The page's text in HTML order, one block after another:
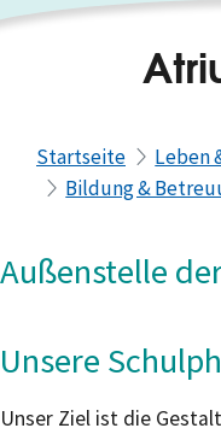
Startseite
Leben
Bildung &
Außenstelle
Unsere
Unser Ziel ist die